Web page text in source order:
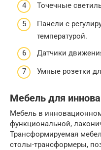
Точечные
Панели с
температурой.
Датчики
Умные розетки
Мебель для
Мебель в
функциональной,
Трансформируемая
столы-трансформеры,